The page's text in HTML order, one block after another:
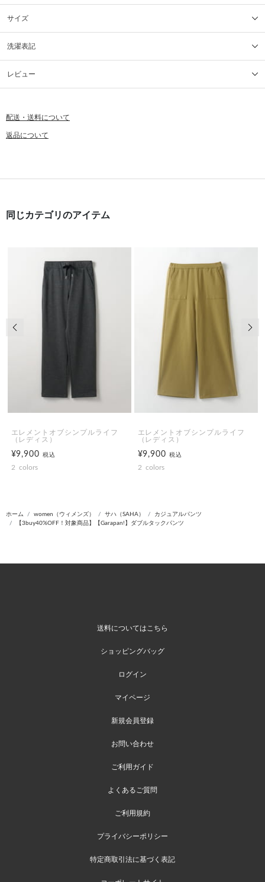
サイズ
洗濯表記
レビュー
配送・送料について
返品について
同じカテゴリのアイテム
エレメントオブシンプルライフ
（レディス）
¥9,900税込
2 colors
エレメントオブシンプルライフ
（レディス）
¥9,900税込
2 colors
前の画像
ホーム women（ウィメンズ） サハ（SAHA）
カジュアルパンツ
【3buy40%OFF！対象商品】【Garapan!】ダブルタックパンツ
送料についてはこちら
ショッピングバッグ
ログイン
マイページ
新規会員登録
お問い合わせ
ご利用ガイド
よくあるご質問
ご利用規約
プライバシーポリシー
特定商取引法に基づく表記